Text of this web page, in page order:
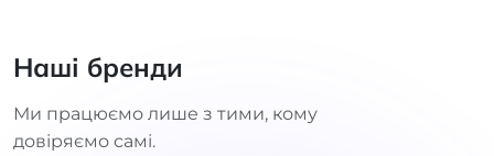
Наші бренди
Ми працюємо лише з тими, кому
довіряємо самі.